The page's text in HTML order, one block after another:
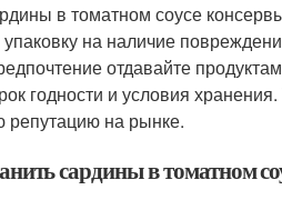
в томатном соусе
на наличие
отдавайте
годности и условия
на рынке.
сардины в томатном